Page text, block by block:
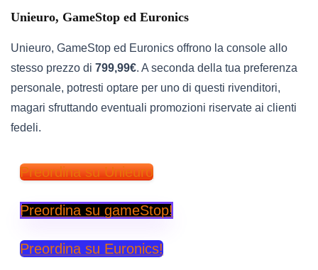
Unieuro, GameStop ed Euronics
Unieuro, GameStop ed Euronics offrono la console allo
stesso prezzo di 799,99€. A seconda della tua preferenza
personale, potresti optare per uno di questi rivenditori,
magari sfruttando eventuali promozioni riservate ai clienti
fedeli.
Preordina su Unieuro
Preordina su gameStop!
Preordina su Euronics!